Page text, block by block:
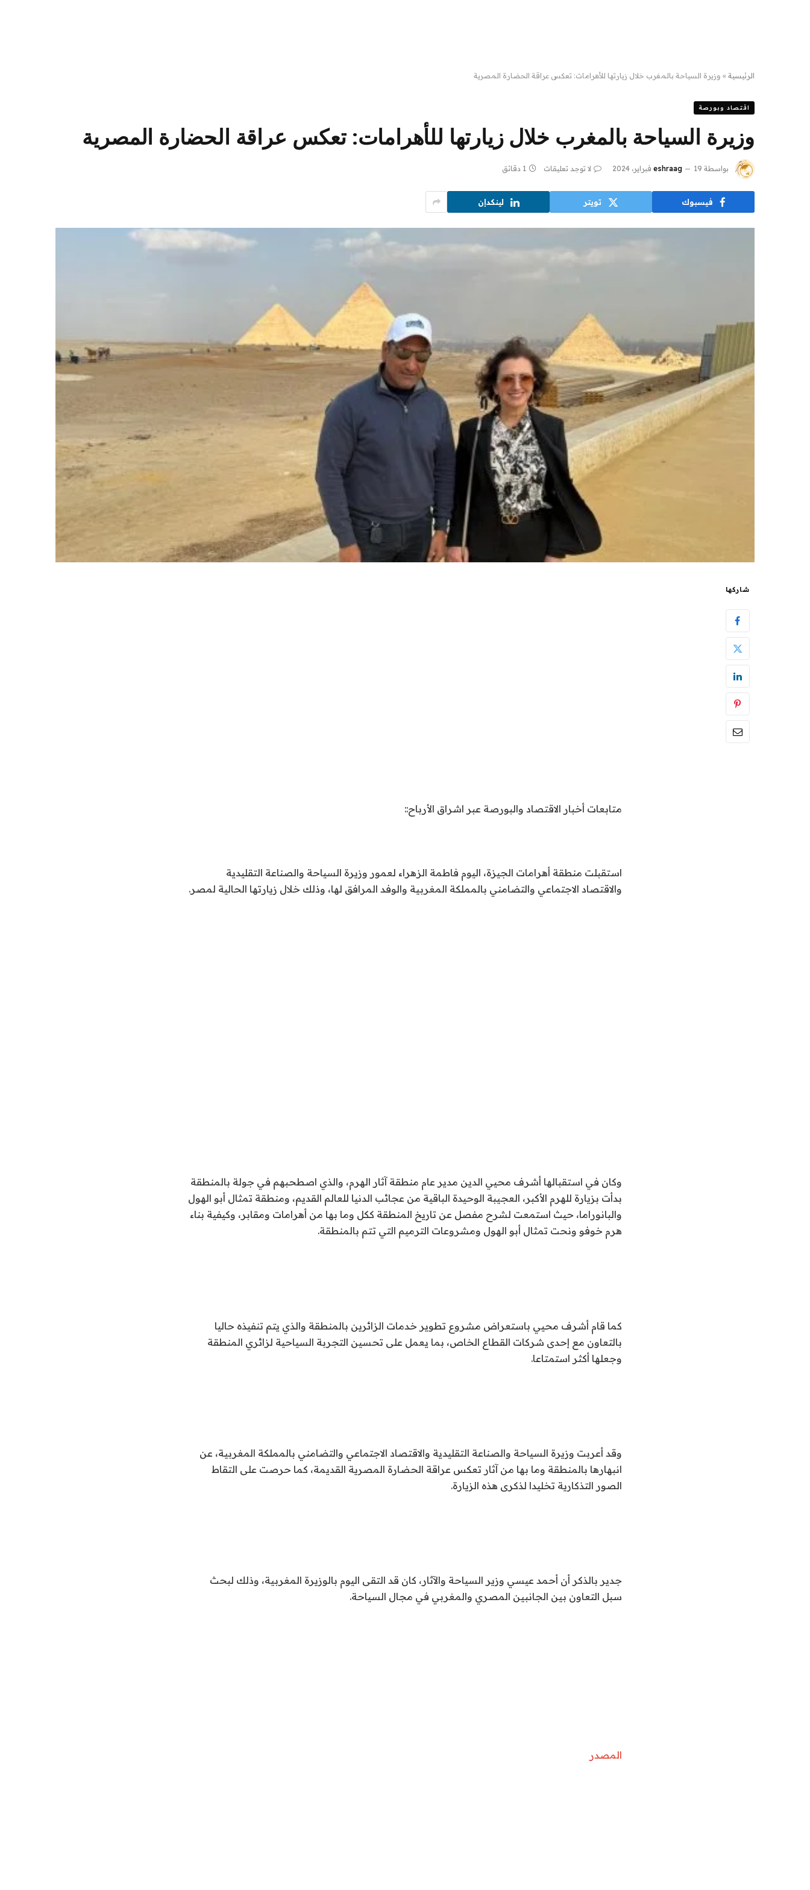
الرئيسية » وزيرة السياحة بالمغرب خلال زيارتها للأهرامات: تعكس عراقة الحضارة المصرية
اقتصاد وبورصة
وزيرة السياحة بالمغرب خلال زيارتها للأهرامات: تعكس عراقة الحضارة المصرية
بواسطة eshraag 19 فبراير، 2024 لا توجد تعليقات 1 دقائق
فيسبوك تويتر لينكدإن
شاركها
متابعات أخبار الاقتصاد والبورصة عبر اشراق الأرباح::
استقبلت منطقة أهرامات الجيزة، اليوم فاطمة الزهراء لعمور وزيرة السياحة والصناعة التقليدية
والاقتصاد الاجتماعي والتضامني بالمملكة المغربية والوفد المرافق لها، وذلك خلال زيارتها الحالية لمصر.
وكان في استقبالها أشرف محيي الدين مدير عام منطقة آثار الهرم، والذي اصطحبهم في جولة بالمنطقة
بدأت بزيارة للهرم الأكبر، العجيبة الوحيدة الباقية من عجائب الدنيا للعالم القديم، ومنطقة تمثال أبو الهول
والبانوراما، حيث استمعت لشرح مفصل عن تاريخ المنطقة ككل وما بها من أهرامات ومقابر، وكيفية بناء
هرم خوفو ونحت تمثال أبو الهول ومشروعات الترميم التي تتم بالمنطقة.
كما قام أشرف محيي باستعراض مشروع تطوير خدمات الزائرين بالمنطقة والذي يتم تنفيذه حاليا
بالتعاون مع إحدى شركات القطاع الخاص، بما يعمل على تحسين التجربة السياحية لزائري المنطقة
وجعلها أكثر استمتاعا.
وقد أعربت وزيرة السياحة والصناعة التقليدية والاقتصاد الاجتماعي والتضامني بالمملكة المغربية، عن
انبهارها بالمنطقة وما بها من آثار تعكس عراقة الحضارة المصرية القديمة، كما حرصت على التقاط
الصور التذكارية تخليدا لذكرى هذه الزيارة.
جدير بالذكر أن أحمد عيسي وزير السياحة والآثار، كان قد التقى اليوم بالوزيرة المغربية، وذلك لبحث
سبل التعاون بين الجانبين المصري والمغربي في مجال السياحة.
المصدر